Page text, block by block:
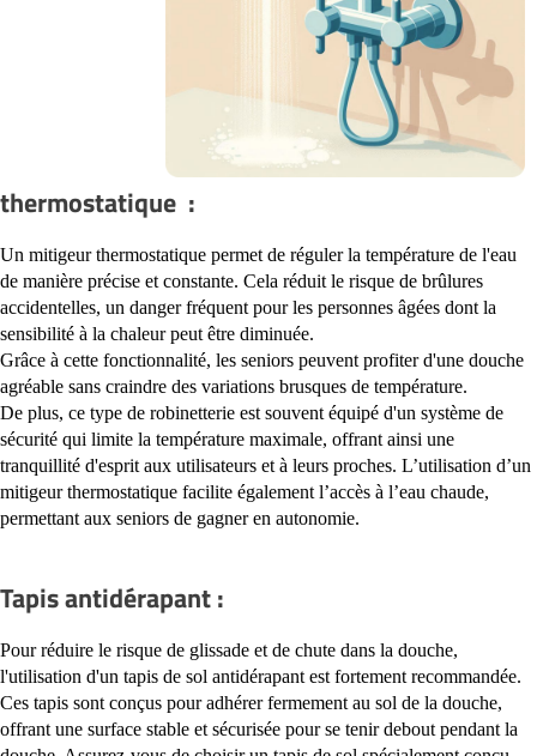
thermostatique :
Un mitigeur thermostatique permet de réguler la température de l'eau
de manière précise et constante. Cela réduit le risque de brûlures
accidentelles, un danger fréquent pour les personnes âgées dont la
sensibilité à la chaleur peut être diminuée.
Grâce à cette fonctionnalité, les seniors peuvent profiter d'une douche
agréable sans craindre des variations brusques de température.
De plus, ce type de robinetterie est souvent équipé d'un système de
sécurité qui limite la température maximale, offrant ainsi une
tranquillité d'esprit aux utilisateurs et à leurs proches. L’utilisation d’un
mitigeur thermostatique facilite également l’accès à l’eau chaude,
permettant aux seniors de gagner en autonomie.
Tapis antidérapant :
Pour réduire le risque de glissade et de chute dans la douche,
l'utilisation d'un tapis de sol antidérapant est fortement recommandée.
Ces tapis sont conçus pour adhérer fermement au sol de la douche,
offrant une surface stable et sécurisée pour se tenir debout pendant la